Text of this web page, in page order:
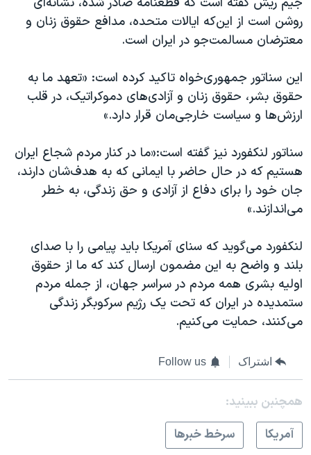
روشن است از این‌که ایالات متحده، مدافع حقوق زنان و
معترضان مسالمت‌جو در ایران است.
این سناتور جمهوری‌خواه تاکید کرده‌ است: «تعهد ما به
حقوق بشر، حقوق زنان و آزادی‌های دموکراتیک، در قلب
ارزش‌ها و سیاست خارجی‌مان قرار دارد.»
سناتور لنکفورد نیز گفته‌ است:«ما در کنار مردم شجاع ایران
هستیم که در حال حاضر با ایمانی که به هدف‌شان دارند،
جان خود را برای دفاع از آزادی و حق زندگی، به خطر
می‌اندازند.»
لنکفورد می‌گوید که سنای آمریکا باید پیامی را با صدای
بلند و واضح به این مضمون ارسال کند که ما از حقوق
اولیه بشری همه مردم در سراسر جهان، از جمله مردم
ستمدیده در ایران که تحت یک رژیم سرکوبگر زندگی
می‌کنند، حمایت می‌کنیم.
اشتراک Follow us
همچنبن ببینید:
آمريکا
سرخط خبرها